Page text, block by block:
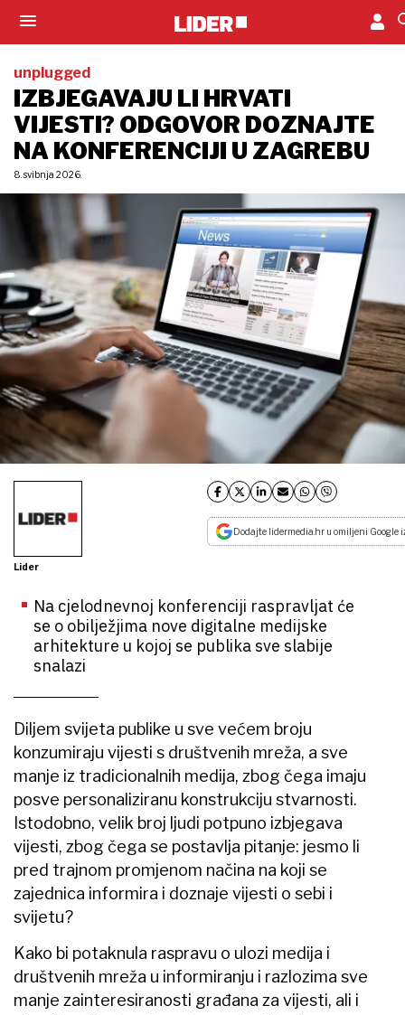
unplugged
IZBJEGAVAJU LI HRVATI
VIJESTI? ODGOVOR DOZNAJTE
NA KONFERENCIJI U ZAGREBU
8. svibnja 2026.
Lider
Dodajte lidermedia.hr u omiljeni Google
Na cjelodnevnoj konferenciji raspravljat će
se o obilježjima nove digitalne medijske
arhitekture u kojoj se publika sve slabije
snalazi
Diljem svijeta publike u sve većem broju
konzumiraju vijesti s društvenih mreža, a sve
manje iz tradicionalnih medija, zbog čega imaju
posve personaliziranu konstrukciju stvarnosti.
Istodobno, velik broj ljudi potpuno izbjegava
vijesti, zbog čega se postavlja pitanje: jesmo li
pred trajnom promjenom načina na koji se
zajednica informira i doznaje vijesti o sebi i
svijetu?
Kako bi potaknula raspravu o ulozi medija i
društvenih mreža u informiranju i razlozima sve
manje zainteresiranosti građana za vijesti, ali i